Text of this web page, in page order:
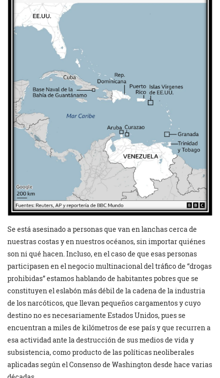
Se está asesinado a personas que van en lanchas cerca de
nuestras costas y en nuestros océanos, sin importar quiénes
son ni qué hacen. Incluso, en el caso de que esas personas
participasen en el negocio multinacional del tráfico de “drogas
prohibidas” estamos hablando de habitantes pobres que se
constituyen el eslabón más débil de la cadena de la industria
de los narcóticos, que llevan pequeños cargamentos y cuyo
destino no es necesariamente Estados Unidos, pues se
encuentran a miles de kilómetros de ese país y que recurren a
esa actividad ante la destrucción de sus medios de vida y
subsistencia, como producto de las políticas neoliberales
aplicadas según el Consenso de Washington desde hace varias